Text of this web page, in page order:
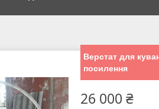
Верстат для
посилення
26 000 ₴